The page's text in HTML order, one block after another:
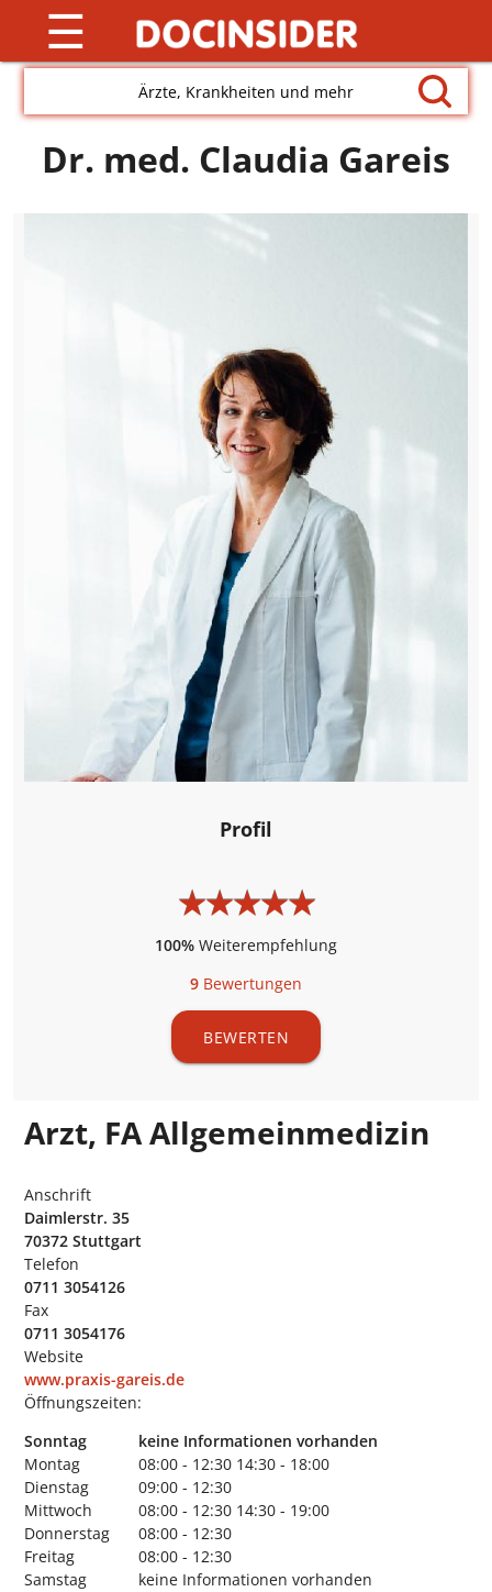
☰
Ärzte, Krankheiten und mehr
Dr. med. Claudia Gareis
Profil
★★★★★
★★★★★
100% Weiterempfehlung
9 Bewertungen
BEWERTEN
Arzt, FA Allgemeinmedizin
Anschrift
Daimlerstr. 35
70372 Stuttgart
Telefon
0711 3054126
Fax
0711 3054176
Website
www.praxis-gareis.de
Öffnungszeiten:
Sonntag
keine Informationen vorhanden
Montag
08:00 - 12:30 14:30 - 18:00
Dienstag
09:00 - 12:30
Mittwoch
08:00 - 12:30 14:30 - 19:00
Donnerstag
08:00 - 12:30
Freitag
08:00 - 12:30
Samstag
keine Informationen vorhanden